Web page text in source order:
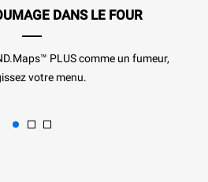
DANS LE FOUR
PLUS comme un fumeur,
votre menu.